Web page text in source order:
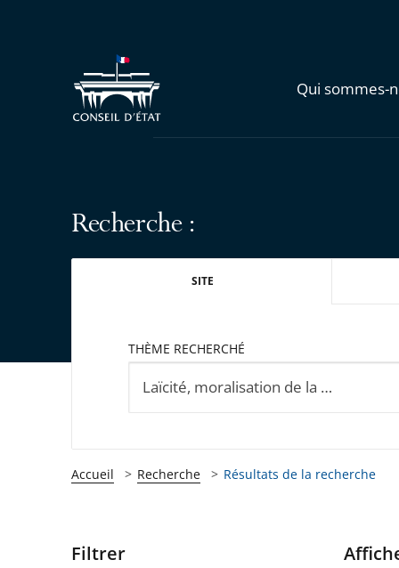
Qui sommes-
Recherche :
SITE
THÈME RECHERCHÉ
Accueil Recherche Résultats de la recherche
Passer
Filtrer